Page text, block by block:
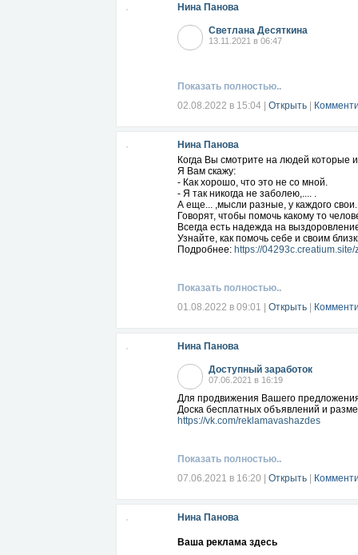
Нина Панова
Светлана Десяткина
13.11.2021 в 06:47
Показать полностью..
02.08.2022 в 15:04
Открыть
Нина Панова
Когда Вы смотрите на людей которые
Я Вам скажу:
- Как хорошо, что это не со мной.
- Я так никогда не заболею,.... .
А еще... ,мысли разные, у каждого свои.
Говорят, чтобы помочь какому то
Всегда есть надежда на
Узнайте, как помочь себе и своим
Подробнее: https://
Показать полностью..
01.08.2022 в 09:01
Открыть
Нина Панова
Доступный заработок
07.06.2021 в 16:19
Для продвижения Вашего
Доска бесплатных объявлений и
https://vk.com/reklamavashazdes
Показать полностью..
07.06.2021 в 16:20
Открыть
Нина Панова
Ваша реклама здесь